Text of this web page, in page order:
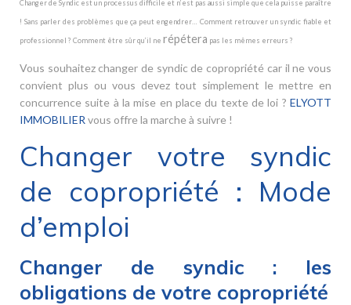
Changer de Syndic est un processus difficile et n’est pas aussi simple que cela puisse paraître
! Sans parler des problèmes que ça peut engendrer… Comment retrouver un syndic fiable et
professionnel ? Comment être sûr qu’il ne répétera pas les mêmes erreurs ?
Vous souhaitez changer de syndic de copropriété car il ne vous
convient plus ou vous devez tout simplement le mettre en
concurrence suite à la mise en place du texte de loi ? ELYOTT
IMMOBILIER vous offre la marche à suivre !
Changer votre syndic
de copropriété : Mode
d’emploi
Changer de syndic : les
obligations de votre copropriété